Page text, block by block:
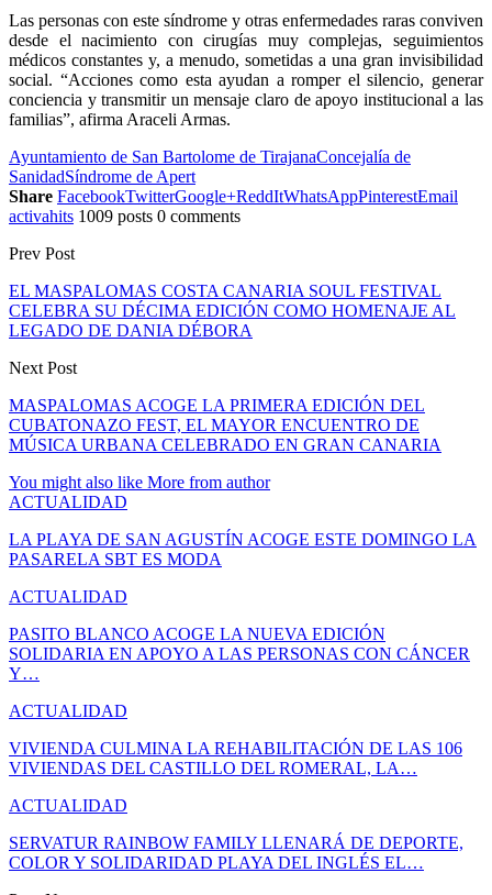
Las personas con este síndrome y otras enfermedades raras conviven
desde el nacimiento con cirugías muy complejas, seguimientos
médicos constantes y, a menudo, sometidas a una gran invisibilidad
social. “Acciones como esta ayudan a romper el silencio, generar
conciencia y transmitir un mensaje claro de apoyo institucional a las
familias”, afirma Araceli Armas.
Ayuntamiento de San Bartolome de TirajanaConcejalía de
SanidadSíndrome de Apert
Share FacebookTwitterGoogle+ReddItWhatsAppPinterestEmail
activahits 1009 posts 0 comments
Prev Post
EL MASPALOMAS COSTA CANARIA SOUL FESTIVAL
CELEBRA SU DÉCIMA EDICIÓN COMO HOMENAJE AL
LEGADO DE DANIA DÉBORA
Next Post
MASPALOMAS ACOGE LA PRIMERA EDICIÓN DEL
CUBATONAZO FEST, EL MAYOR ENCUENTRO DE
MÚSICA URBANA CELEBRADO EN GRAN CANARIA
You might also like More from author
ACTUALIDAD
LA PLAYA DE SAN AGUSTÍN ACOGE ESTE DOMINGO LA
PASARELA SBT ES MODA
ACTUALIDAD
PASITO BLANCO ACOGE LA NUEVA EDICIÓN
SOLIDARIA EN APOYO A LAS PERSONAS CON CÁNCER
Y…
ACTUALIDAD
VIVIENDA CULMINA LA REHABILITACIÓN DE LAS 106
VIVIENDAS DEL CASTILLO DEL ROMERAL, LA…
ACTUALIDAD
SERVATUR RAINBOW FAMILY LLENARÁ DE DEPORTE,
COLOR Y SOLIDARIDAD PLAYA DEL INGLÉS EL…